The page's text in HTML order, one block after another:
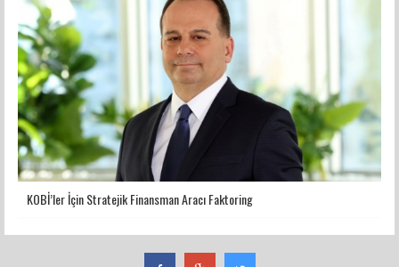
KOBİ’ler İçin Stratejik Finansman Aracı Faktoring